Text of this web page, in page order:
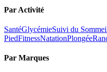
Par Activité
SantéGlycémieSuivi du
PiedFitnessNatationPlongée
Par Marques